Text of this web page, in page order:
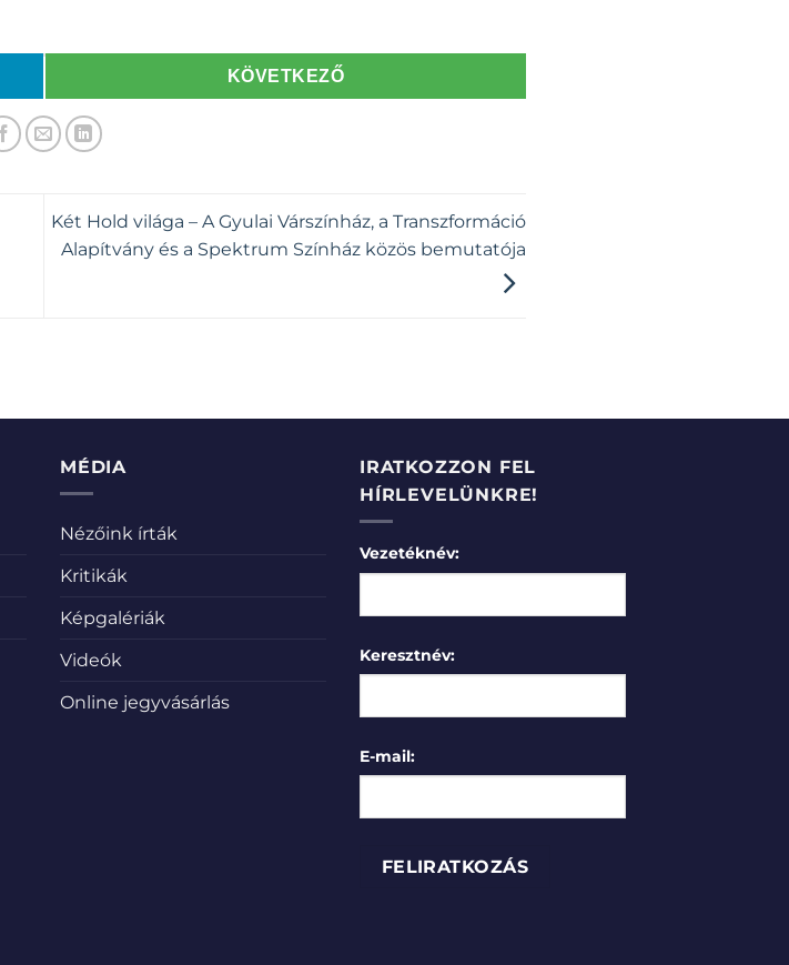
KÖVETKEZŐ
Két Hold világa – A Gyulai Várszínház, a Transzformáció
Alapítvány és a Spektrum Színház közös bemutatója
MÉDIA
Nézőink írták
Kritikák
Képgalériák
Videók
Online jegyvásárlás
IRATKOZZON FEL
HÍRLEVELÜNKRE!
Vezetéknév:
Keresztnév:
E-mail: